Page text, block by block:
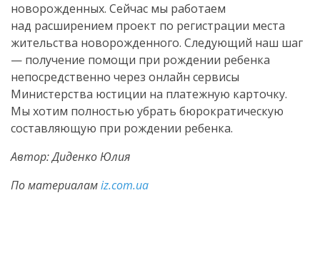
новорожденных. Сейчас мы работаем
над расширением проект по регистрации места
жительства новорожденного. Следующий наш шаг
— получение помощи при рождении ребенка
непосредственно через онлайн сервисы
Министерства юстиции на платежную карточку.
Мы хотим полностью убрать бюрократическую
составляющую при рождении ребенка.
Автор: Диденко Юлия
По материаламiz.com.ua